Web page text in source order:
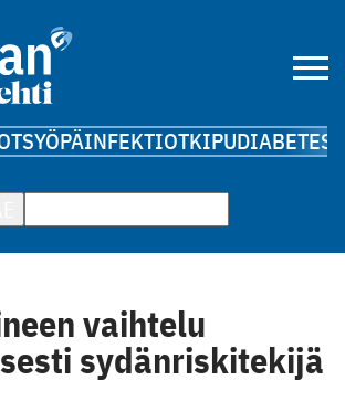
SYÖPÄINFEKTIOTKIPUDIABETES
vaihtelu
sydänriskitekijä